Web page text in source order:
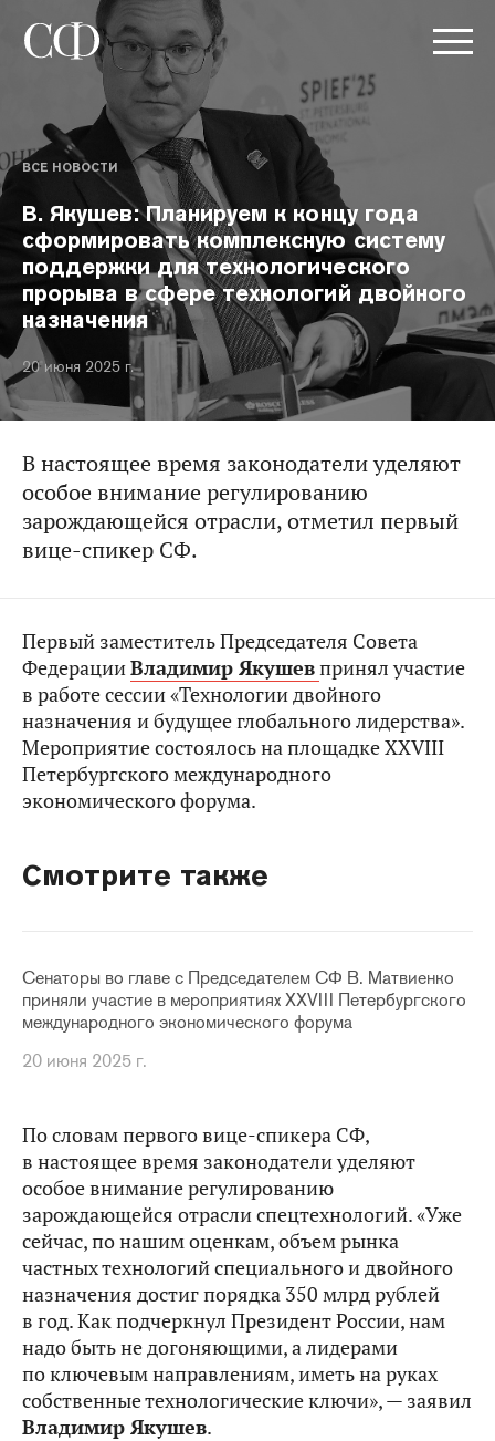
ВСЕ НОВОСТИ
В. Якушев: Планируем к концу года
сформировать комплексную систему
поддержки для технологического
прорыва в сфере технологий двойного
назначения
20 июня 2025 г.
В настоящее время законодатели уделяют
особое внимание регулированию
зарождающейся отрасли, отметил первый
вице-спикер СФ.
Первый заместитель Председателя Совета
ФедерацииВладимир Якушевпринял участие
в работе сессии «Технологии двойного
назначения и будущее глобального лидерства».
Мероприятие состоялось на площадке XXVIII
Петербургского международного
экономического форума.
Смотрите также
Сенаторы во главе с Председателем СФ В. Матвиенко
приняли участие в мероприятиях XXVIII Петербургского
международного экономического форума
20 июня 2025 г.
По словам первого вице-спикера СФ,
в настоящее время законодатели уделяют
особое внимание регулированию
зарождающейся отрасли спецтехнологий. «Уже
сейчас, по нашим оценкам, объем рынка
частных технологий специального и двойного
назначения достиг порядка 350 млрд рублей
в год. Как подчеркнул Президент России, нам
надо быть не догоняющими, а лидерами
по ключевым направлениям, иметь на руках
собственные технологические ключи», — заявил
Владимир Якушев.